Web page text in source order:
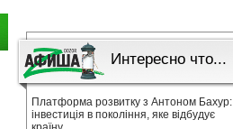
Интересно что...
Платформа розвитку з Антоном Бахур:
інвестиція в покоління, яке відбудує